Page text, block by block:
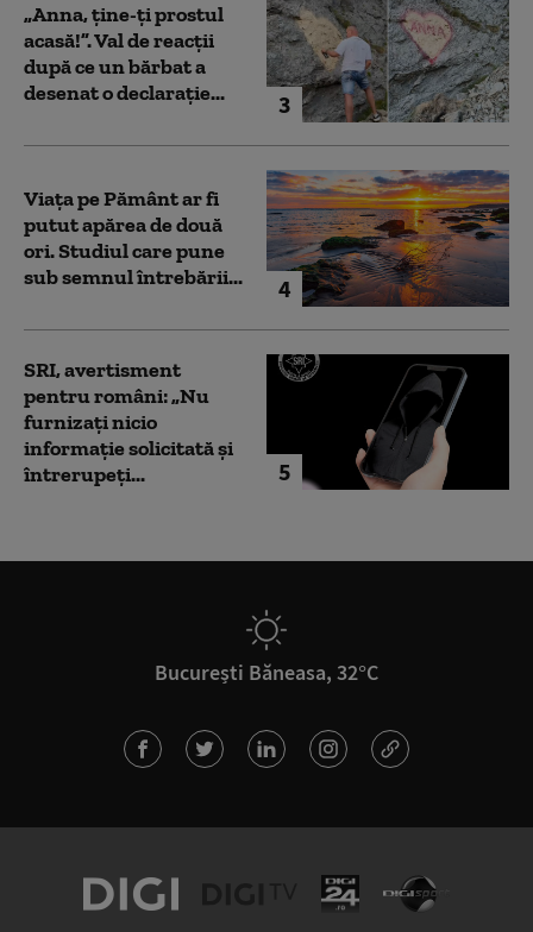
3
„Anna, ţine-ţi prostul
acasă!”. Val de reacții
după ce un bărbat a
desenat o declarație...
4
Viața pe Pământ ar fi
putut apărea de două
ori. Studiul care pune
sub semnul întrebării...
5
SRI, avertisment
pentru români: „Nu
furnizați nicio
informație solicitată și
întrerupeți...
București Băneasa, 32°C